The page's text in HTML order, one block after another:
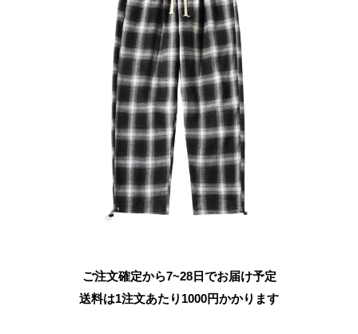
ご注文確定から7~28日でお届け予定
送料は1注文あたり 1000円かかります